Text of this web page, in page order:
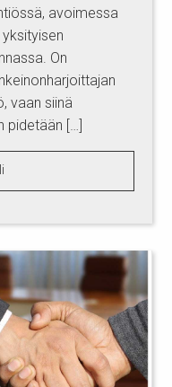
avoimessa
On
vaan siinä
pidetään […]